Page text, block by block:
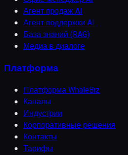
Агент продаж AI
Агент поддержки AI
База знаний (RAG)
Медиа в диалоге
Платформа
Платформа WhaleBiz
Каналы
Индустрии
Корпоративные решения
Контакты
Тарифы